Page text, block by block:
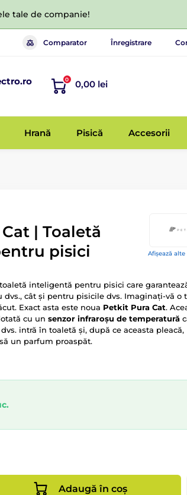
tale de companie!
Comparator Înregistrare
0 0,00 lei
Hrană Pisică Accesorii
Afișează alte
| Toaletă
pisici
inteligentă pentru pisici care
dvs., cât și pentru pisicile dvs. Imaginați-vă o
Exact asta este noua Petkit Pura Cat.
cu un senzor infraroșu de temperatură
intră în toaletă și, după ce aceasta pleacă,
un parfum proaspăt.
Adaugă în coș